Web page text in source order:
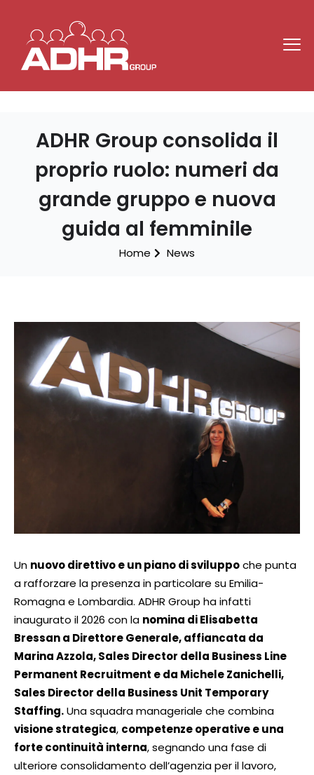
ADHR Group consolida il
proprio ruolo: numeri da
grande gruppo e nuova
guida al femminile
Home News
Un nuovo direttivo e un piano di sviluppoche punta
a rafforzare la presenza in particolare su Emilia-
Romagna e Lombardia. ADHR Group ha infatti
inaugurato il 2026 con la nomina di Elisabetta
Bressan a Direttore Generale, affiancata da
Marina Azzola, Sales Director della Business Line
Permanent Recruitment e da Michele Zanichelli,
Sales Director della Business Unit Temporary
Staffing.Una squadra manageriale che combina
visione strategica, competenze operative e una
forte continuità interna, segnando una fase di
ulteriore consolidamento dell’agenzia per il lavoro,